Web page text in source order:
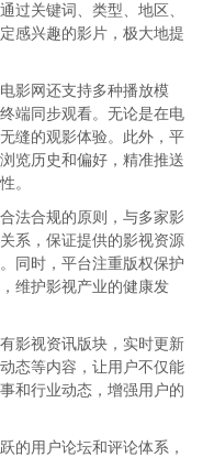
过关键词、类型、地区、
感兴趣的影片，极大地提
影网还支持多种播放模
端同步观看。无论是在电
缝的观影体验。此外，平
览历史和偏好，精准推送
。
法合规的原则，与多家影
系，保证提供的影视资源
同时，平台注重版权保护
维护影视产业的健康发
影视资讯版块，实时更新
态等内容，让用户不仅能
和行业动态，增强用户的
的用户论坛和评论体系，